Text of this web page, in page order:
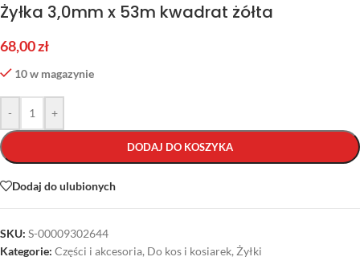
Żyłka 3,0mm x 53m kwadrat żółta
68,00zł
10 w magazynie
- +
DODAJ DO KOSZYKA
Dodaj do ulubionych
SKU: S-00009302644
Kategorie: Części i akcesoria, Do kos i kosiarek, Żyłki